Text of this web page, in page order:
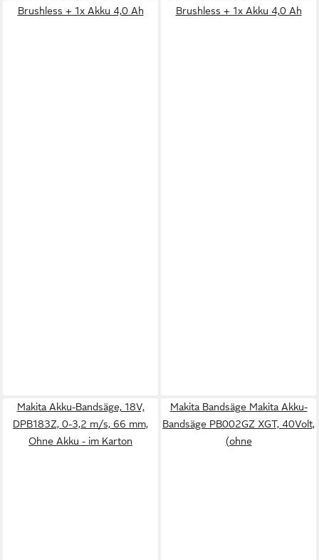
Brushless + 1x Akku 4,0 Ah
Brushless + 1x Akku 4,0 Ah
Makita Akku-Bandsäge, 18V,
DPB183Z, 0-3,2 m/s, 66 mm,
Ohne Akku - im Karton
Makita Bandsäge Makita Akku-
Bandsäge PB002GZ XGT, 40Volt,
(ohne